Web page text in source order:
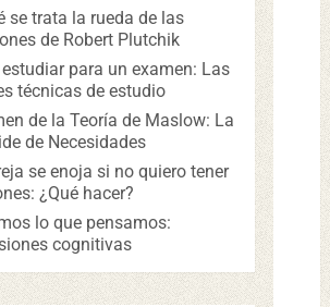
se trata la rueda de las
de Robert Plutchik
para un examen: Las
técnicas de estudio
de la Teoría de Maslow: La
de Necesidades
se enoja si no quiero tener
¿Qué hacer?
lo que pensamos:
cognitivas